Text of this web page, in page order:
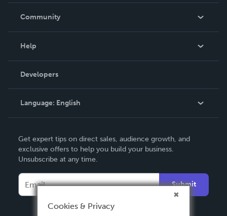
In The News
Community
Podcast
Help
Order Lookup
Knowledge Base
Contact Support
Developers
Language: English
Deutsch
Français
Español
Get expert tips on direct sales, audience growth, and
exclusive offers to help you build your business.
Unsubscribe at any time.
Submit
Cookies & Privacy